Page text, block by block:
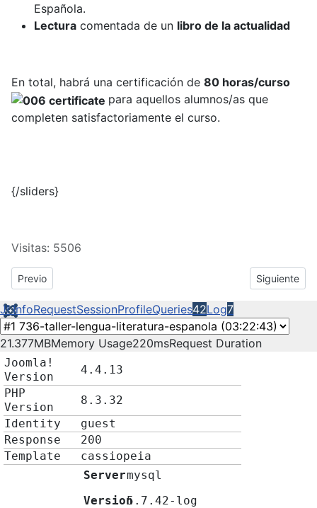
Española.
Lectura comentada de un libro de la actualidad
En total, habrá una certificación de 80 horas/curso
para aquellos alumnos/as que
completen satisfactoriamente el curso.
{/sliders}
Visitas: 5506
Previous article: FÓRMATE CON AULA MENTOR - MÁS DE 170
Previo Next article:
Siguiente
J! InfoRequestSessionProfileQueries42Log7
21.377MBMemory Usage220msRequest Duration
Joomla!
Version
4.4.13
PHP
Version
8.3.32
Identity
guest
Response
200
Template
cassiopeia
Servermysql
Version5.7.42-log